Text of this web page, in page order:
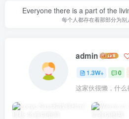
Everyone there is a part of the
每个人都存在着那部分为别
admin
1.3W+ 0
这家伙很懒，什